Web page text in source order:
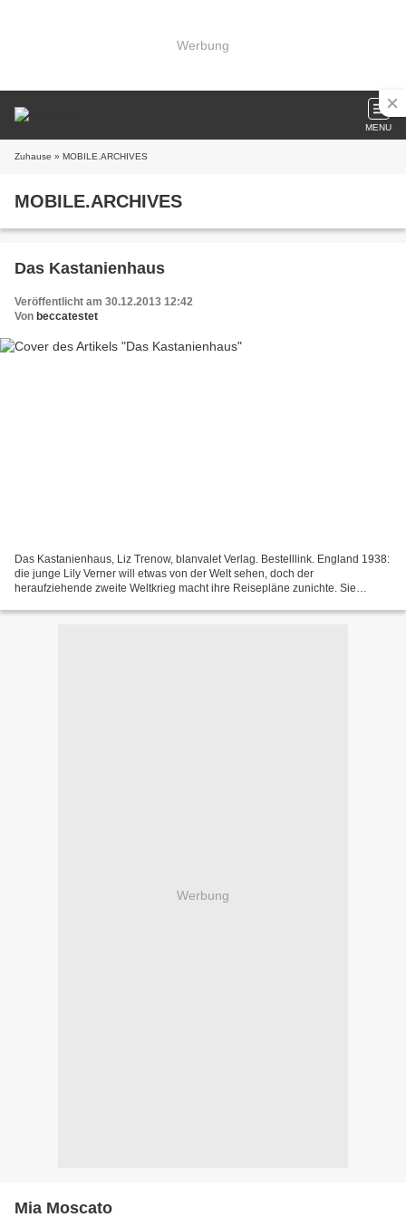
Werbung
MENU
Zuhause » MOBILE.ARCHIVES
MOBILE.ARCHIVES
Das Kastanienhaus
Veröffentlicht am 30.12.2013 12:42
Von beccatestet
Das Kastanienhaus, Liz Trenow, blanvalet Verlag. Bestelllink. England 1938:
die junge Lily Verner will etwas von der Welt sehen, doch der
heraufziehende zweite Weltkrieg macht ihre Reisepläne zunichte. Sie
Werbung
Mia Moscato